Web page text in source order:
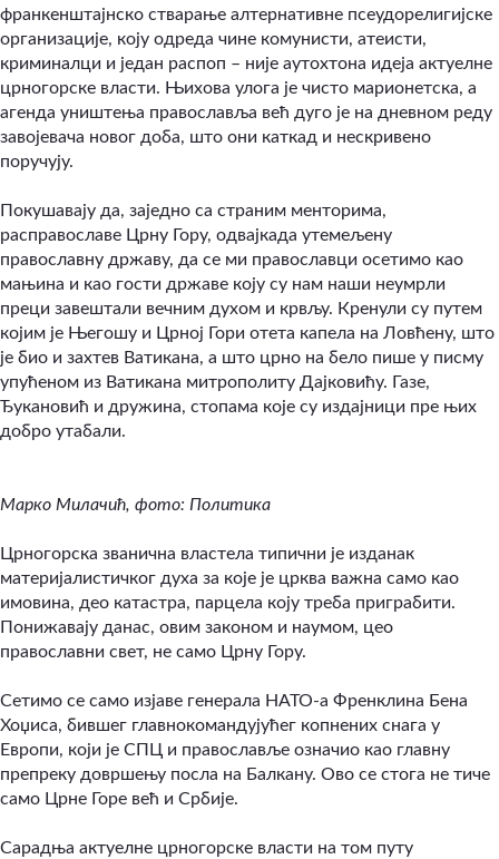
франкенштајнско стварање алтернативне псеудорелигијске
организације, коју одреда чине комунисти, атеисти,
криминалци и један распоп – није аутохтона идеја актуелне
црногорске власти. Њихова улога је чисто марионетска, а
агенда уништења православља већ дуго је на дневном реду
завојевача новог доба, што они каткад и нескривено
поручују.
Покушавају да, заједно са страним менторима,
расправославе Црну Гору, одвајкада утемељену
православну државу, да се ми православци осетимо као
мањина и као гости државе коју су нам наши неумрли
преци завештали вечним духом и крвљу. Кренули су путем
којим је Његошу и Црној Гори отета капела на Ловћену, што
је био и захтев Ватикана, а што црно на бело пише у писму
упућеном из Ватикана митрополиту Дајковићу. Газе,
Ђукановић и дружина, стопама које су издајници пре њих
добро утабали.
Марко Милачић, фото: Политика
Црногорска званична властела типични је изданак
материјалистичког духа за које је црква важна само као
имовина, део катастра, парцела коју треба приграбити.
Понижавају данас, овим законом и наумом, цео
православни свет, не само Црну Гору.
Сетимо се само изјаве генерала НАТО-а Френклина Бена
Хоџиса, бившег главнокомандујућег копнених снага у
Европи, који је СПЦ и православље означио као главну
препреку довршењу посла на Балкану. Ово се стога не тиче
само Црне Горе већ и Србије.
Сарадња актуелне црногорске власти на том путу